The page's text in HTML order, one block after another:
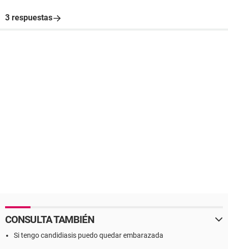
3 respuestas
CONSULTA TAMBIÉN
Si tengo candidiasis puedo quedar embarazada